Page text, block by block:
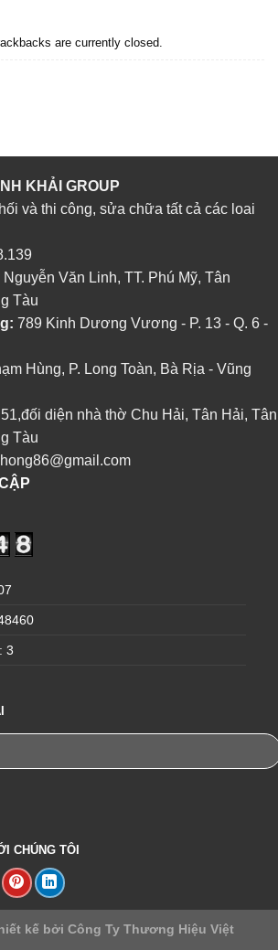
are currently closed.
KHẢI GROUP
và thi công, sửa chữa tất cả các loai
Nguyễn Văn Linh, TT. Phú Mỹ, Tân
Tàu
789 Kinh Dương Vương - P. 13 - Q. 6 -
Hùng, P. Long Toàn, Bà Rịa - Vũng
diện nhà thờ Chu Hải, Tân Hải, Tân
Tàu
3
CHÚNG TÔI
kế bởi Công Ty Thương Hiệu Việt